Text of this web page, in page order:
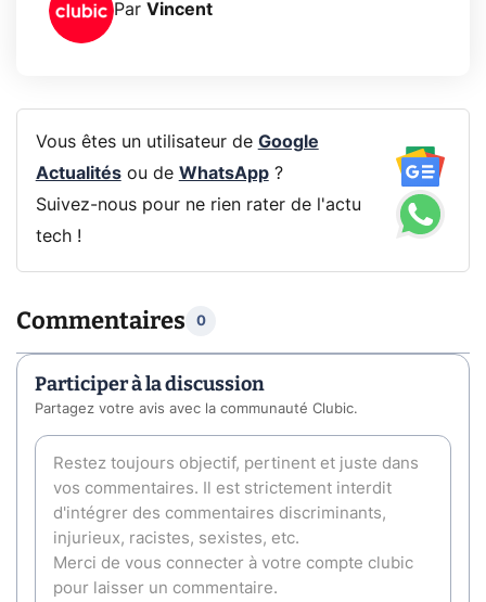
Par Vincent
Vous êtes un utilisateur de Google
Actualitésou de WhatsApp?
Suivez-nous pour ne rien rater de l'actu
tech !
Commentaires 0
Participer à la discussion
Partagez votre avis avec la communauté Clubic.